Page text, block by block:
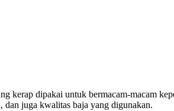
kerap dipakai untuk bermacam-macam
dan juga kwalitas baja yang digunakan.